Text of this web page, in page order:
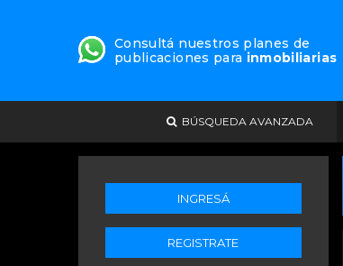
Consultá nuestros planes de
publicaciones para inmobiliarias
BÚSQUEDA AVANZADA
INGRESÁ
REGISTRATE